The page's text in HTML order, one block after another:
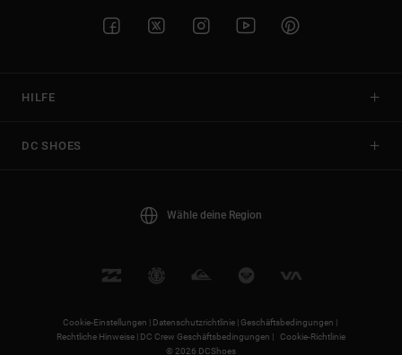
HILFE
DC SHOES
Wähle deine Region
Cookie-Einstellungen | Datenschutzrichtlinie |Geschäftsbedingungen |
Rechtliche Hinweise | DC Crew Geschäftsbedingungen |
Cookie-Richtlinie
© 2026 DCShoes